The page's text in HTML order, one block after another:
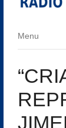
Menu
Menu